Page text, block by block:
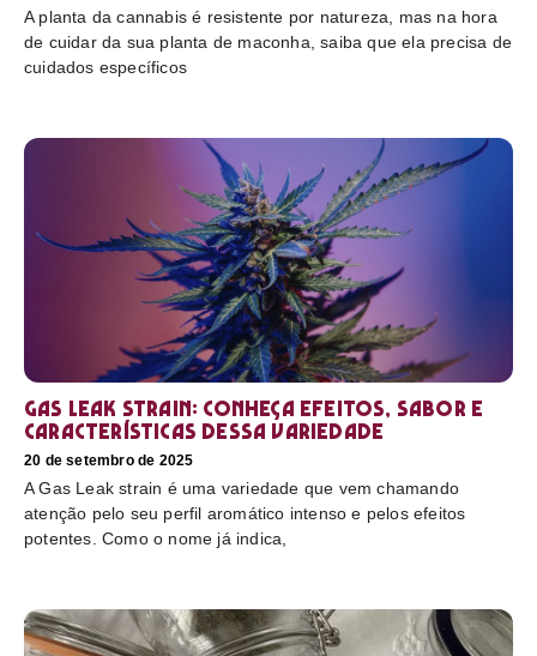
A planta da cannabis é resistente por natureza, mas na hora
de cuidar da sua planta de maconha, saiba que ela precisa de
cuidados específicos
Gas Leak strain: conheça efeitos, sabor e
características dessa variedade
20 de setembro de 2025
A Gas Leak strain é uma variedade que vem chamando
atenção pelo seu perfil aromático intenso e pelos efeitos
potentes. Como o nome já indica,